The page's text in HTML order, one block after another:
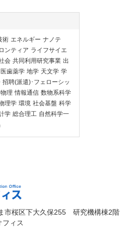
術 エネルギー ナノテ
ンティア ライフサイエ
会 共同利用研究事業 出
医歯薬学 地学 天文学 学
招聘(派遣)･フェローシッ
理 情報通信 数物系科学
理学 環境 社会基盤 科学
学 総合理工 自然科学一
オ
市桜区下大久保255 研究機構棟2階
ィス